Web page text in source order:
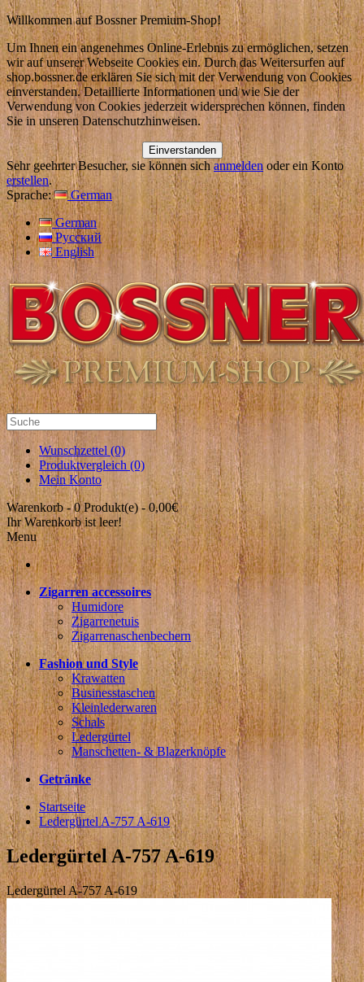
Willkommen auf Bossner Premium-Shop!
Um Ihnen ein angenehmes Online-Erlebnis zu ermöglichen, setzen
wir auf unserer Webseite Cookies ein. Durch das Weitersurfen auf
shop.bossner.de erklären Sie sich mit der Verwendung von Cookies
einverstanden. Detaillierte Informationen und wie Sie der
Verwendung von Cookies jederzeit widersprechen können, finden
Sie in unseren Datenschutzhinweisen.
Einverstanden
Sehr geehrter Besucher, sie können sich anmelden oder ein Konto
erstellen.
Sprache:
German
German
Русский
English
Wunschzettel (0)
Produktvergleich (0)
Mein Konto
Warenkorb -0 Produkt(e) - 0,00€
Ihr Warenkorb ist leer!
Menu
Zigarren accessoires
Humidore
Zigarrenetuis
Zigarrenaschenbechern
Fashion und Style
Krawatten
Businesstaschen
Kleinlederwaren
Schals
Ledergürtel
Manschetten- & Blazerknöpfe
Getränke
Startseite
Ledergürtel A-757 A-619
Ledergürtel A-757 A-619
Ledergürtel A-757 A-619